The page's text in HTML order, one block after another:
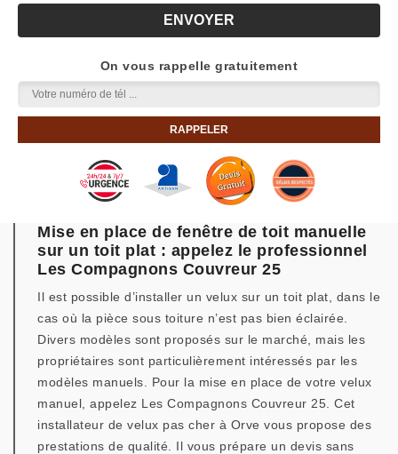
On vous rappelle gratuitement
Mise en place de fenêtre de toit manuelle
sur un toit plat : appelez le professionnel
Les Compagnons Couvreur 25
Il est possible d’installer un velux sur un toit plat, dans le
cas où la pièce sous toiture n’est pas bien éclairée.
Divers modèles sont proposés sur le marché, mais les
propriétaires sont particulièrement intéressés par les
modèles manuels. Pour la mise en place de votre velux
manuel, appelez Les Compagnons Couvreur 25. Cet
installateur de velux pas cher à Orve vous propose des
prestations de qualité. Il vous prépare un devis sans